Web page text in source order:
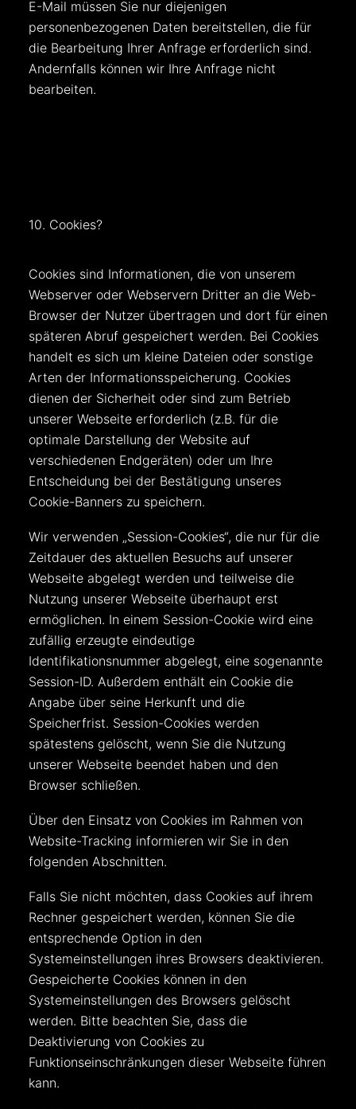
E-Mail müssen Sie nur diejenigen
personenbezogenen Daten bereitstellen, die für
die Bearbeitung Ihrer Anfrage erforderlich sind.
Andernfalls können wir Ihre Anfrage nicht
bearbeiten.
10. Cookies?
Cookies sind Informationen, die von unserem
Webserver oder Webservern Dritter an die Web-
Browser der Nutzer übertragen und dort für einen
späteren Abruf gespeichert werden. Bei Cookies
handelt es sich um kleine Dateien oder sonstige
Arten der Informationsspeicherung. Cookies
dienen der Sicherheit oder sind zum Betrieb
unserer Webseite erforderlich (z.B. für die
optimale Darstellung der Website auf
verschiedenen Endgeräten) oder um Ihre
Entscheidung bei der Bestätigung unseres
Cookie-Banners zu speichern.
Wir verwenden „Session-Cookies“, die nur für die
Zeitdauer des aktuellen Besuchs auf unserer
Webseite abgelegt werden und teilweise die
Nutzung unserer Webseite überhaupt erst
ermöglichen. In einem Session-Cookie wird eine
zufällig erzeugte eindeutige
Identifikationsnummer abgelegt, eine sogenannte
Session-ID. Außerdem enthält ein Cookie die
Angabe über seine Herkunft und die
Speicherfrist. Session-Cookies werden
spätestens gelöscht, wenn Sie die Nutzung
unserer Webseite beendet haben und den
Browser schließen.
Über den Einsatz von Cookies im Rahmen von
Website-Tracking informieren wir Sie in den
folgenden Abschnitten.
Falls Sie nicht möchten, dass Cookies auf ihrem
Rechner gespeichert werden, können Sie die
entsprechende Option in den
Systemeinstellungen ihres Browsers deaktivieren.
Gespeicherte Cookies können in den
Systemeinstellungen des Browsers gelöscht
werden. Bitte beachten Sie, dass die
Deaktivierung von Cookies zu
Funktionseinschränkungen dieser Webseite führen
kann.